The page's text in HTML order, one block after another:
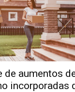
de aumentos
incorporadas